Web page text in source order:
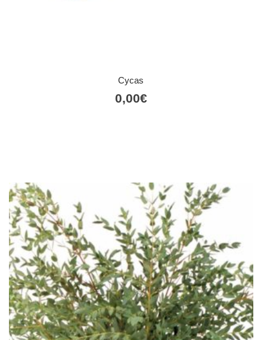
Cycas
0,00€